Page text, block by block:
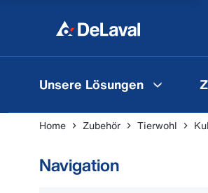
Unsere Lösungen
Home Zubehör Tierwohl
Navigation